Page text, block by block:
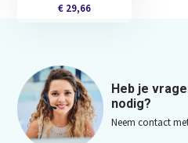
€ 29,66
Heb je
nodig?
Neem contact